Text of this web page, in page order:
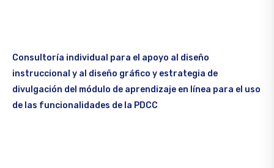
Consultoría individual para el apoyo al diseño
instruccional y al diseño gráfico y estrategia de
divulgación del módulo de aprendizaje en línea para el uso
de las funcionalidades de la PDCC